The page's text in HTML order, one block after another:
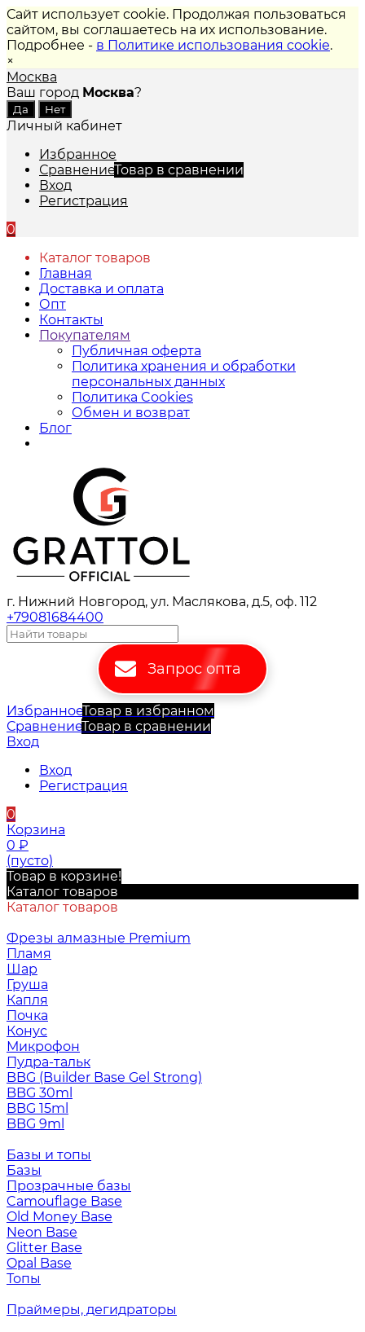
Сайт использует cookie. Продолжая пользоваться
сайтом, вы соглашаетесь на их использование.
Подробнее - в Политике использования cookie.
×
Москва
Ваш город Москва?
Личный кабинет
Избранное
СравнениеТовар в сравнении
Вход
Регистрация
0
Каталог товаров
Главная
Доставка и оплата
Опт
Контакты
Покупателям
Публичная оферта
Политика хранения и обработки
персональных данных
Политика Cookies
Обмен и возврат
Блог
г. Нижний Новгород, ул. Маслякова, д.5, оф. 112
+79081684400
Запрос опта
ИзбранноеТовар в избранном
СравнениеТовар в сравнении
Вход
Вход
Регистрация
0
Корзина
0 ₽
(пусто)
Товар в корзине!
Каталог товаров
Каталог товаров
Фрезы алмазные Premium
Пламя
Шар
Груша
Капля
Почка
Конус
Микрофон
Пудра-тальк
BBG (Builder Base Gel Strong)
BBG 30ml
BBG 15ml
BBG 9ml
Базы и топы
Базы
Прозрачные базы
Camouflage Base
Old Money Base
Neon Base
Glitter Base
Opal Base
Топы
Праймеры, дегидраторы